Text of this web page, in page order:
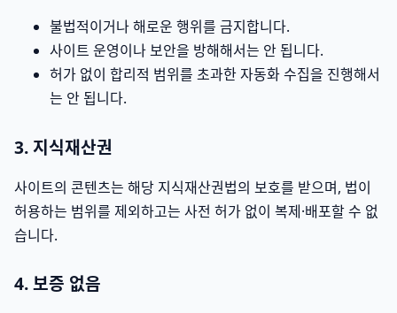
불법적이거나 해로운 행위를 금지합니다.
사이트 운영이나 보안을 방해해서는 안 됩니다.
허가 없이 합리적 범위를 초과한 자동화 수집을 진행해서
는 안 됩니다.
3. 지식재산권
사이트의 콘텐츠는 해당 지식재산권법의 보호를 받으며, 법이
허용하는 범위를 제외하고는 사전 허가 없이 복제·배포할 수 없
습니다.
4. 보증 없음